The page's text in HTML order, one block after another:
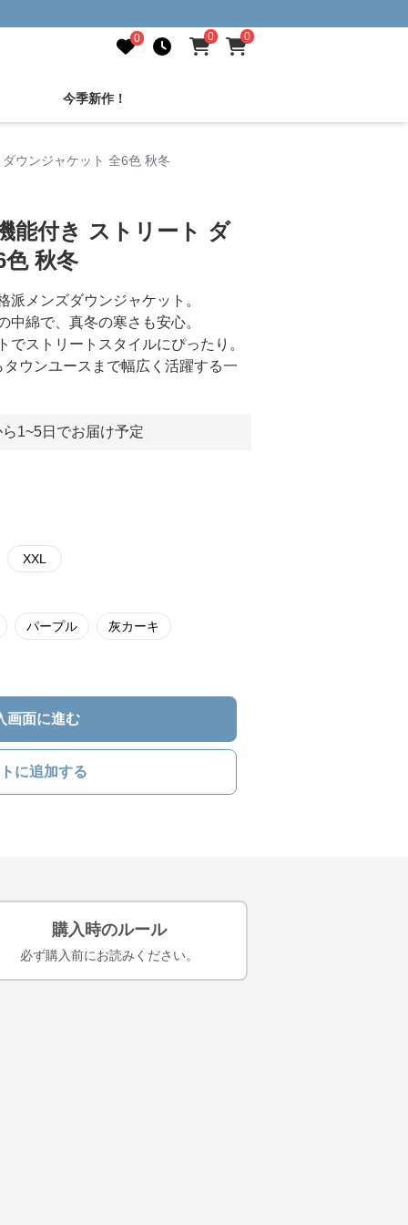
0 0 0
今季新作！
ウンジャケット 全6色 秋冬
能付き ストリート ダ
秋冬
派メンズダウンジャケット。
中綿で、真冬の寒さも安心。
でストリートスタイルにぴったり。
ウンユースまで幅広く活躍する一
1~5日でお届け予定
XXL
パープル 灰カーキ
画面に進む
に追加する
購入時のルール
必ず購入前にお読みください。